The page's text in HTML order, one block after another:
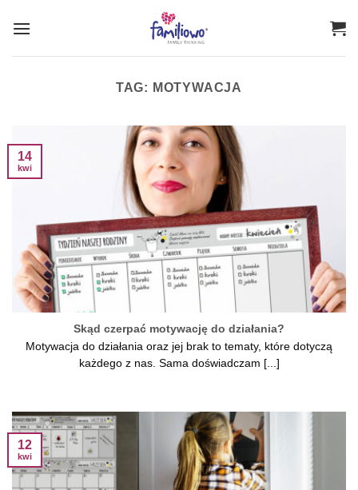
TAG: MOTYWACJA
Skąd czerpać motywację do działania?
Motywacja do działania oraz jej brak to tematy, które dotyczą
każdego z nas. Sama doświadczam [...]
14
kwi
12
kwi